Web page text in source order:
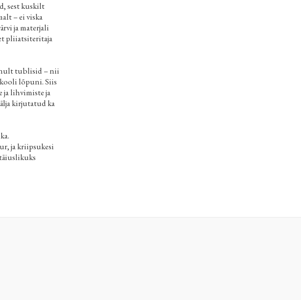
sest kuskilt
– ei viska
ja materjali
pliiatsiteritaja
tublisid – nii
lõpuni. Siis
ja lihvimiste ja
kirjutatud ka
ja kriipsukesi